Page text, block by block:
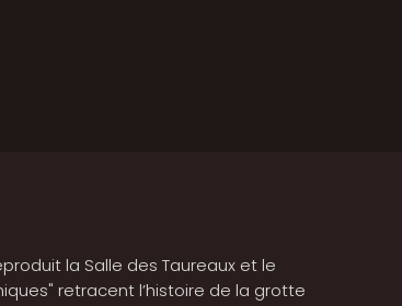
la Salle des Taureaux et le
retracent l’histoire de la grotte